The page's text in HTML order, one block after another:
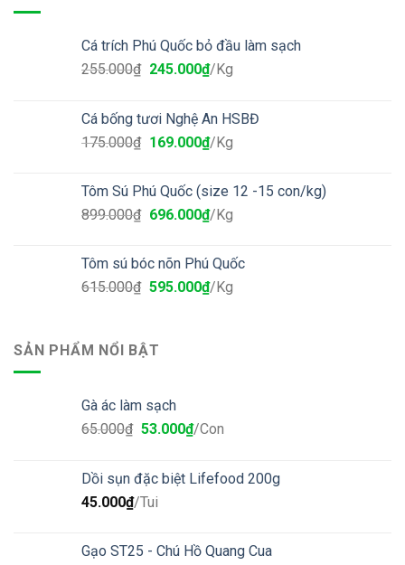
Cá trích Phú Quốc bỏ đầu làm sạch
255.000₫ 245.000₫/Kg
Cá bống tươi Nghệ An HSBĐ
175.000₫ 169.000₫/Kg
Tôm Sú Phú Quốc (size 12 -15 con/kg)
899.000₫ 696.000₫/Kg
Tôm sú bóc nõn Phú Quốc
615.000₫ 595.000₫/Kg
SẢN PHẨM NỔI BẬT
Gà ác làm sạch
65.000₫ 53.000₫/Con
Dồi sụn đặc biệt Lifefood 200g
45.000₫/Tui
Gạo ST25 - Chú Hồ Quang Cua